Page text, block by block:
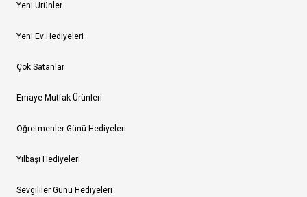
Yeni Ürünler
Yeni Ev Hediyeleri
Çok Satanlar
Emaye Mutfak Ürünleri
Öğretmenler Günü Hediyeleri
Yılbaşı Hediyeleri
Sevgililer Günü Hediyeleri